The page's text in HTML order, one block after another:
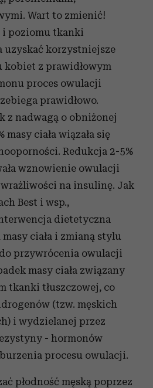
Wart to zmienić!
i poziomu tkanki
uzyskać korzystniejsze
kobiet z prawidłowym
proces owulacji
prawidłowo.
z nadwagą o obniżonej
ciała wiązała się
Redukcja 2-5%
wznowienie owulacji
na insulinę. Jak
Best i wsp.,
dietetyczna
ciała i zmianą stylu
przywrócenia owulacji
masy ciała związany
tkanki tłuszczowej, co
(tzw. męskich
i wydzielanej przez
- hormonów
procesu owulacji.
płodność męską poprzez